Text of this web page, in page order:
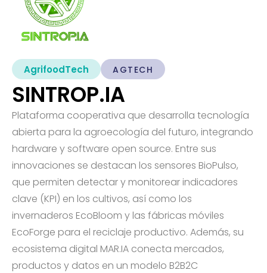
AgrifoodTech AGTECH
SINTROP.IA
Plataforma cooperativa que desarrolla tecnología
abierta para la agroecología del futuro, integrando
hardware y software open source. Entre sus
innovaciones se destacan los sensores BioPulso,
que permiten detectar y monitorear indicadores
clave (KPI) en los cultivos, así como los
invernaderos EcoBloom y las fábricas móviles
EcoForge para el reciclaje productivo. Además, su
ecosistema digital MAR.IA conecta mercados,
productos y datos en un modelo B2B2C